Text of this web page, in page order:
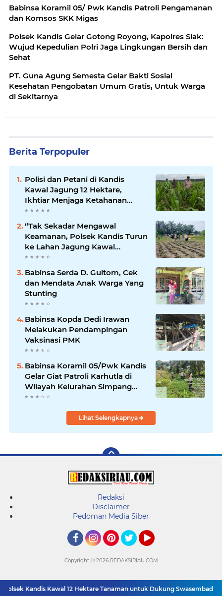
Babinsa Koramil 05/ Pwk Kandis Patroli Pengamanan
dan Komsos SKK Migas
Polsek Kandis Gelar Gotong Royong, Kapolres Siak:
Wujud Kepedulian Polri Jaga Lingkungan Bersih dan
Sehat
PT. Guna Agung Semesta Gelar Bakti Sosial
Kesehatan Pengobatan Umum Gratis, Untuk Warga
di Sekitarnya
Berita Terpopuler
Polisi dan Petani di Kandis
Kawal Jagung 12 Hektare,
Ikhtiar Menjaga Ketahanan
Pangan
“Tak Sekadar Mengawal
Keamanan, Polsek Kandis Turun
ke Lahan Jagung Kawal
Ketahanan Pangan
Babinsa Serda D. Gultom, Cek
dan Mendata Anak Warga Yang
Stunting
Babinsa Kopda Dedi Irawan
Melakukan Pendampingan
Vaksinasi PMK
Babinsa Koramil 05/Pwk Kandis
Gelar Giat Patroli Karhutla di
Wilayah Kelurahan Simpang
Belutu
Lihat Selengkapnya
Redaksi
Disclaimer
Pedoman Media Siber
Kandis Kawal 12 Hektare Tanaman untuk Dukung Swasembada
Copyright © 2026 REDAKSIRIAU.COM